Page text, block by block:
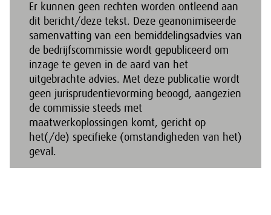
Er kunnen geen rechten worden ontleend aan
dit bericht/deze tekst. Deze geanonimiseerde
samenvatting van een bemiddelingsadvies van
de bedrijfscommissie wordt gepubliceerd om
inzage te geven in de aard van het
uitgebrachte advies. Met deze publicatie wordt
geen jurisprudentievorming beoogd, aangezien
de commissie steeds met
maatwerkoplossingen komt, gericht op
het(/de) specifieke (omstandigheden van het)
geval.